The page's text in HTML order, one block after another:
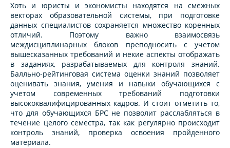
Хоть и юристы и экономисты находятся на смежных
векторах образовательной системы, при подготовке
данных специалистов сохраняется множество коренных
отличий. Поэтому важно взаимосвязь
междисциплинарных блоков преподносить с учетом
вышесказанных требований и некие аспекты отображать
в заданиях, разрабатываемых для контроля знаний.
Балльно-рейтинговая система оценки знаний позволяет
оценивать знания, умения и навыки обучающихся с
учетом современных требований подготовки
высококвалифицированных кадров. И стоит отметить то,
что для обучающихся БРС не позволит расслабляться в
течение целого семестра, так как регулярно происходит
контроль знаний, проверка освоения пройденного
материала.